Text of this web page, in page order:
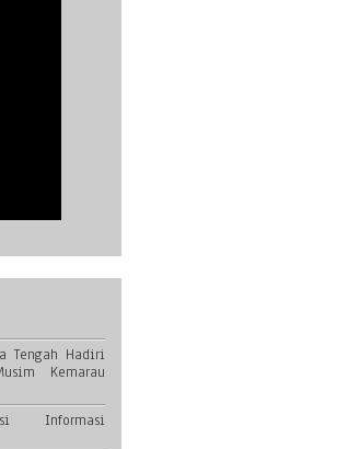
Tengah Hadiri
Kemarau
Informasi